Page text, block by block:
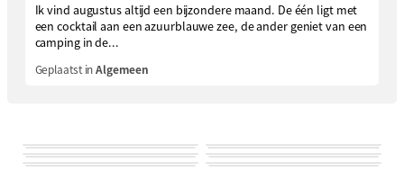
Ik vind augustus altijd een bijzondere maand. De één ligt met
een cocktail aan een azuurblauwe zee, de ander geniet van een
camping in de...
Geplaatst inAlgemeen